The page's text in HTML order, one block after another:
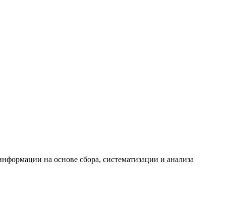
на основе сбора, систематизации и анализа